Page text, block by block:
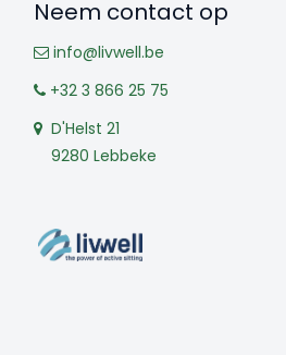
Neem contact op
info@livwell.be
+32 3 866 25 75
D'Helst 21
9280 Lebbeke